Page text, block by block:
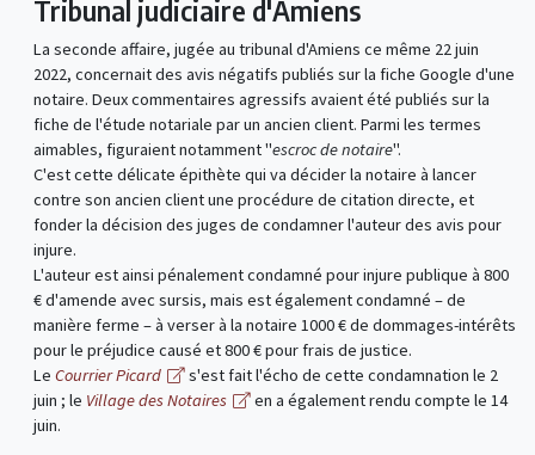
Tribunal judiciaire d'Amiens
La seconde affaire, jugée au tribunal d'Amiens ce même 22 juin
2022, concernait des avis négatifs publiés sur la fiche Google d'une
notaire. Deux commentaires agressifs avaient été publiés sur la
fiche de l'étude notariale par un ancien client. Parmi les termes
aimables, figuraient notamment "escroc de notaire".
C'est cette délicate épithète qui va décider la notaire à lancer
contre son ancien client une procédure de citation directe, et
fonder la décision des juges de condamner l'auteur des avis pour
injure.
L'auteur est ainsi pénalement condamné pour injure publique à 800
€ d'amende avec sursis, mais est également condamné – de
manière ferme – à verser à la notaire 1000 € de dommages-intérêts
pour le préjudice causé et 800 € pour frais de justice.
Le Courrier Picard
s'est fait l'écho de cette condamnation le 2
juin ; le Village des Notaires
en a également rendu compte le 14
juin.